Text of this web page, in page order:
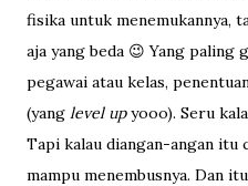
fisika untuk menemukannya,
aja yang beda 😉 Yang paling
pegawai atau kelas,
(yang level upyooo). Seru
Tapi kalau diangan-angan
mampu menembusnya. Dan